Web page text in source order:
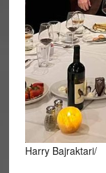
Harry Bajraktari/